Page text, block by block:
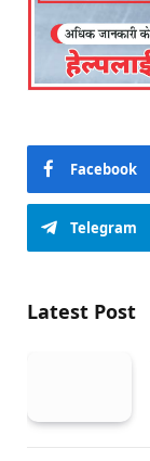
Facebook
Telegram
Latest Post